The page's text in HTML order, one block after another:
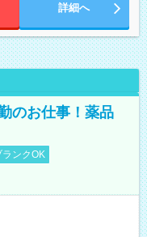
詳細へ
のお仕事！薬品
ランクOK